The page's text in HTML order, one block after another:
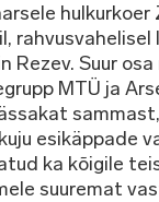
Rezev. Suur
MTÜ ja
esikäppade
ka kõigile
suuremat